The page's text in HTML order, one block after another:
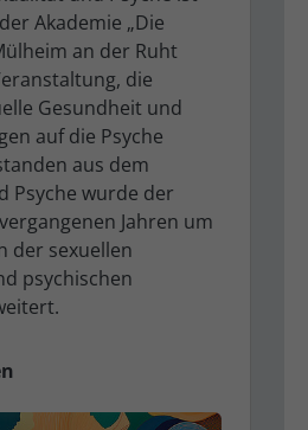
Akademie „Die
an der Ruht
die
Gesundheit und
auf die Psyche
aus dem
Psyche wurde der
Jahren um
der sexuellen
psychischen